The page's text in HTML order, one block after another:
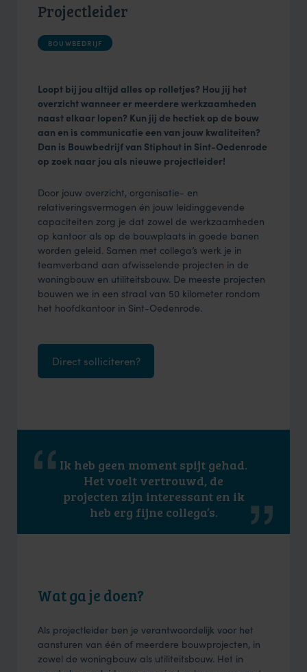
Projectleider
BOUWBEDRIJF
Loopt bij jou altijd alles op rolletjes? Hou jij het
overzicht wanneer er meerdere werkzaamheden
naast elkaar lopen? Kun jij de hectiek op de bouw
aan en is communicatie een van jouw kwaliteiten?
Dan is Bouwbedrijf van Stiphout in Sint-Oedenrode
op zoek naar jou als nieuwe projectleider!
Door jouw overzicht, organisatie- en
relativeringsvermogen én jouw leidinggevende
capaciteiten zorg je dat zowel de werkzaamheden
op kantoor als op de bouwplaats in goede banen
worden geleid. Samen met collega’s werk je in
teamverband aan afwisselende projecten in de
woningbouw en utiliteitsbouw. De meeste projecten
bouwen we in een straal van 50 kilometer rondom
het hoofdkantoor in Sint-Oedenrode.
Direct solliciteren?
Ik heb geen moment spijt gehad.
Het voelt vertrouwd, de
projecten zijn interessant en ik
heb erg fijne collega’s.
Wat ga je doen?
Als projectleider ben je verantwoordelijk voor het
aansturen van één of meerdere bouwprojecten, in
zowel de woningbouw als utiliteitsbouw. Het in